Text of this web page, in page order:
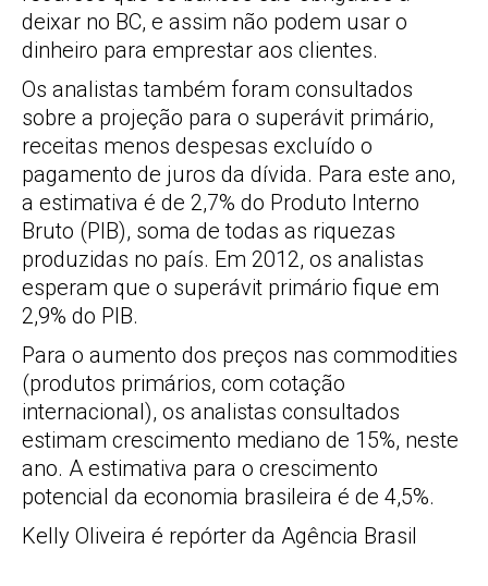
deixar no BC, e assim não podem usar o
dinheiro para emprestar aos clientes.
Os analistas também foram consultados
sobre a projeção para o superávit primário,
receitas menos despesas excluído o
pagamento de juros da dívida. Para este ano,
a estimativa é de 2,7% do Produto Interno
Bruto (PIB), soma de todas as riquezas
produzidas no país. Em 2012, os analistas
esperam que o superávit primário fique em
2,9% do PIB.
Para o aumento dos preços nas commodities
(produtos primários, com cotação
internacional), os analistas consultados
estimam crescimento mediano de 15%, neste
ano. A estimativa para o crescimento
potencial da economia brasileira é de 4,5%.
Kelly Oliveira é repórter da Agência Brasil